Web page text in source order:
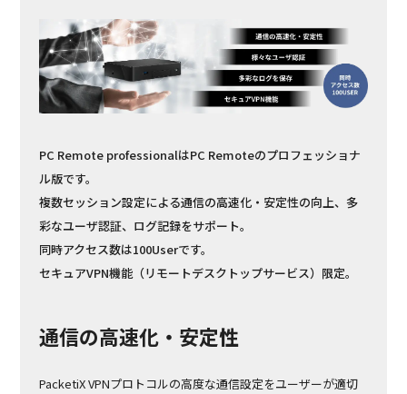
PC Remote professionalはPC Remoteのプロフェッショナ
ル版です。
複数セッション設定による通信の高速化・安定性の向上、多
彩なユーザ認証、ログ記録をサポート。
同時アクセス数は100Userです。
セキュアVPN機能（リモートデスクトップサービス）限定。
通信の高速化・安定性
PacketiX VPNプロトコルの高度な通信設定をユーザーが適切